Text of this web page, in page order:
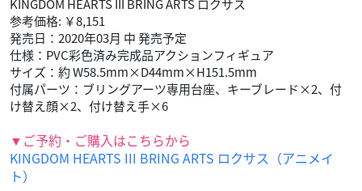
KINGDOM HEARTS III BRING ARTS ロクサス
参考価格: ￥8,151
発売日：2020年03月 中 発売予定
仕様：PVC彩色済み完成品アクションフィギュア
サイズ：約 W58.5mm×D44mm×H151.5mm
付属パーツ：ブリングアーツ専用台座、キーブレード×2、付
け替え顔×2、付け替え手×6
▼ご予約・ご購入はこちらから
KINGDOM HEARTS III BRING ARTS ロクサス（アニメイ
ト）